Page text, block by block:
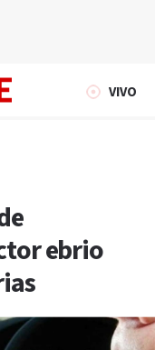
VIVO
ebrio